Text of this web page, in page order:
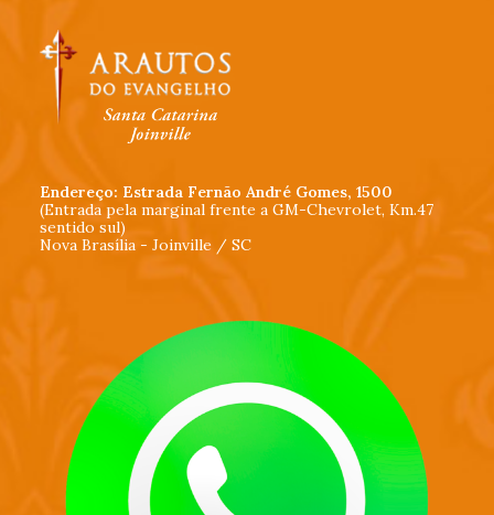
Endereço: Estrada Fernão André Gomes, 1500
(Entrada pela marginal frente a GM-Chevrolet, Km.47
sentido sul)
Nova Brasília - Joinville / SC